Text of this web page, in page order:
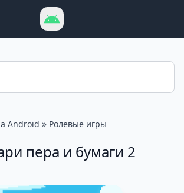
Android » Ролевые игры
пера и бумаги 2